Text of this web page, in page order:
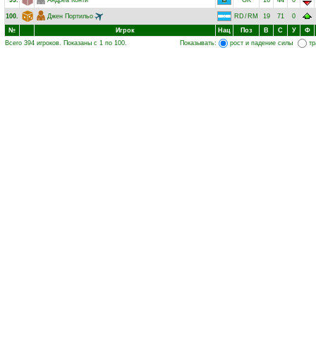
100. Джен Портильо RD / RM 19 71
0
№
Игрок Нац Поз В С У
Ф
Всего 394 игроков. Показаны с 1 по 100.
Показывать: рост и падение силы